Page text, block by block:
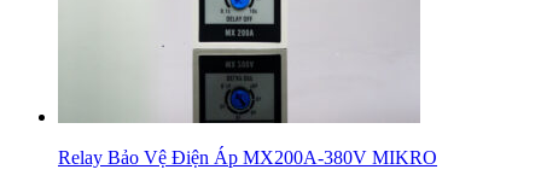
Relay Bảo Vệ Điện Áp MX200A-380V MIKRO